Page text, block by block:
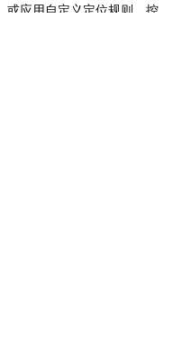
或应用自定义定位规则，控
规则应用于所有内容块。
范围内容更新所需的时
便本地化的内容显示在每
的影响。
除之前，请查看内容块的
的网店页面或区域引用。